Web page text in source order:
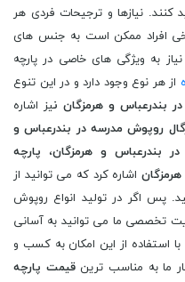
کنند. نیازها و ترجیحات فردی هر
افراد ممکن است به جنس های
به ویژگی های خاصی در پارچه
از هر نوع وجود دارد و در این تنوع
بندرعباس و هرمزگان نیز اشاره
روپوش مدرسه در بندرعباس و
بندرعباس و هرمزگان، پارچه
اشاره کرد که می توانید از
پس اگر در تولید انواع روپوش
تخصصی ما می توانید به آسانی
استفاده از این امکان به کسب و
ما به مناسب ترین قیمت پارچه